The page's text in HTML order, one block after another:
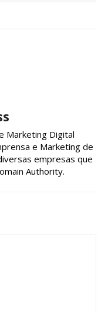
Marketing Digital
e Marketing de
empresas que
Authority.